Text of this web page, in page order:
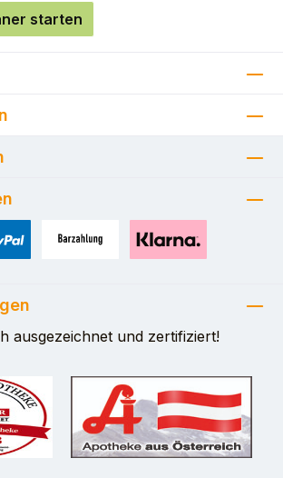
starten
ausgezeichnet und zertifiziert!